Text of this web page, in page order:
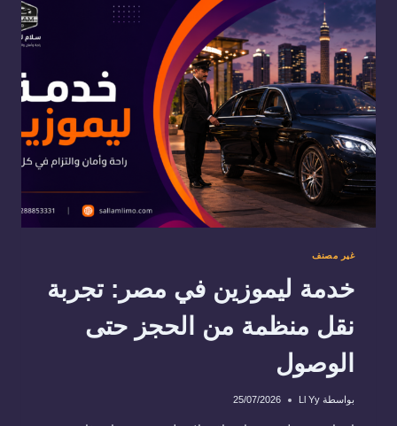
يوم
الفرح
دون
توتر
غير مصنف
خدمة ليموزين في مصر: تجربة
نقل منظمة من الحجز حتى
الوصول
بواسطة Ll Yy
25/07/2026